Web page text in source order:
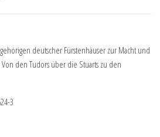
deutscher Fürstenhäuser zur Macht und
den Tudors über die Stuarts zu den
3